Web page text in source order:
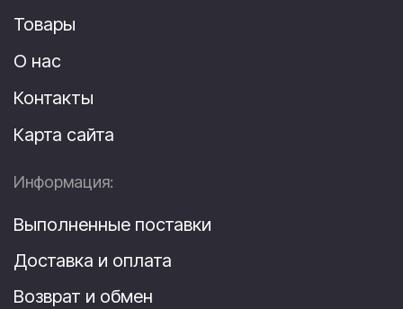
Товары
О нас
Контакты
Карта сайта
Информация:
Выполненные поставки
Доставка и оплата
Возврат и обмен